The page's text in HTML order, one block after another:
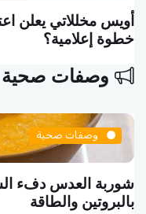
يعلن اعتناقه
وصفات صحية
وصفات صحية
العدس دفء
والطاقة